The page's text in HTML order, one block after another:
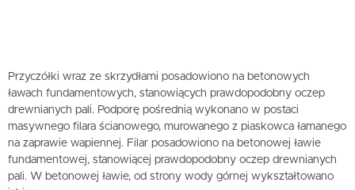
Przyczółki wraz ze skrzydłami posadowiono na betonowych
ławach fundamentowych, stanowiących prawdopodobny oczep
drewnianych pali. Podporę pośrednią wykonano w postaci
masywnego filara ścianowego, murowanego z piaskowca łamanego
na zaprawie wapiennej. Filar posadowiono na betonowej ławie
fundamentowej, stanowiącej prawdopodobny oczep drewnianych
pali. W betonowej ławie, od strony wody górnej wykształtowano